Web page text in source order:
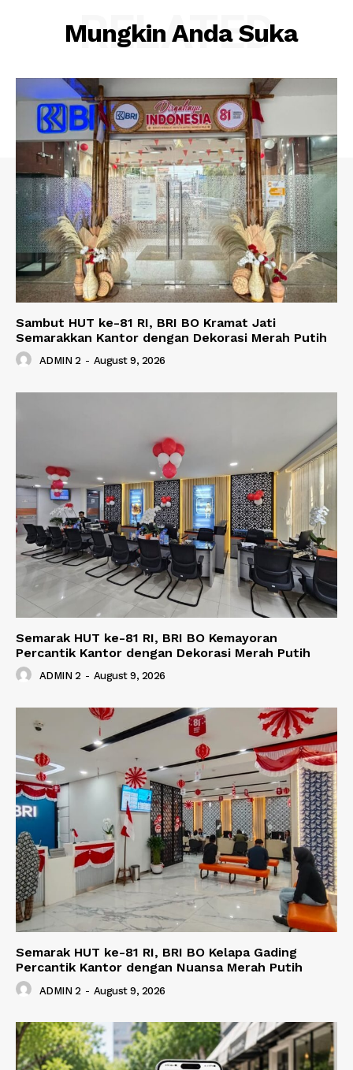
Mungkin Anda Suka
RELATED
Sambut HUT ke-81 RI, BRI BO Kramat Jati
Semarakkan Kantor dengan Dekorasi Merah Putih
ADMIN 2 - August 9, 2026
Semarak HUT ke-81 RI, BRI BO Kemayoran
Percantik Kantor dengan Dekorasi Merah Putih
ADMIN 2 - August 9, 2026
Semarak HUT ke-81 RI, BRI BO Kelapa Gading
Percantik Kantor dengan Nuansa Merah Putih
ADMIN 2 - August 9, 2026